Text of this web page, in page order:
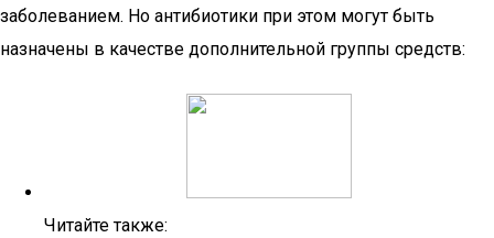
заболеванием. Но антибиотики при этом могут быть
назначены в качестве дополнительной группы средств:
Читайте также: